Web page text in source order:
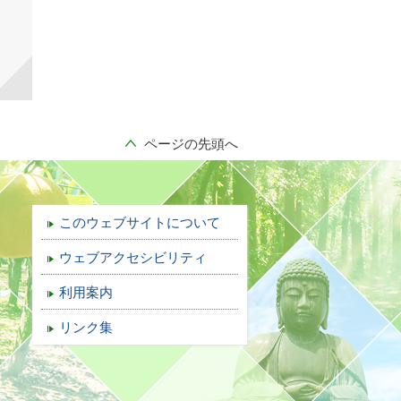
ページの先頭へ
このウェブサイトについて
ウェブアクセシビリティ
利用案内
リンク集